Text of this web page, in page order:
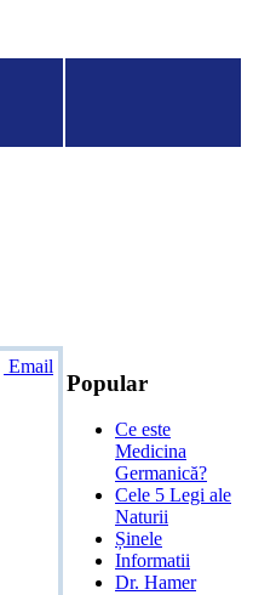
Email
Popular
Ce este
Medicina
Germanică?
Cele 5 Legi ale
Naturii
Șinele
Informatii
Dr. Hamer